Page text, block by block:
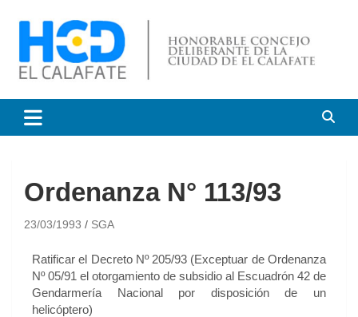
Honorable Concejo
Deliberante de El Calafate
Ordenanza N° 113/93
23/03/1993 SGA
Ratificar el Decreto Nº 205/93 (Exceptuar de Ordenanza
Nº 05/91 el otorgamiento de subsidio al Escuadrón 42 de
Gendarmería Nacional por disposición de un
helicóptero)